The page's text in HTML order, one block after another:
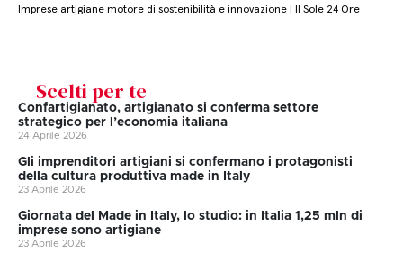
Imprese artigiane motore di sostenibilità e innovazione | Il Sole 24 Ore
Scelti per te
Confartigianato, artigianato si conferma settore
strategico per l’economia italiana
24 Aprile 2026
Gli imprenditori artigiani si confermano i protagonisti
della cultura produttiva made in Italy
23 Aprile 2026
Giornata del Made in Italy, lo studio: in Italia 1,25 mln di
imprese sono artigiane
23 Aprile 2026